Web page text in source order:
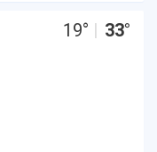
19° | 33°